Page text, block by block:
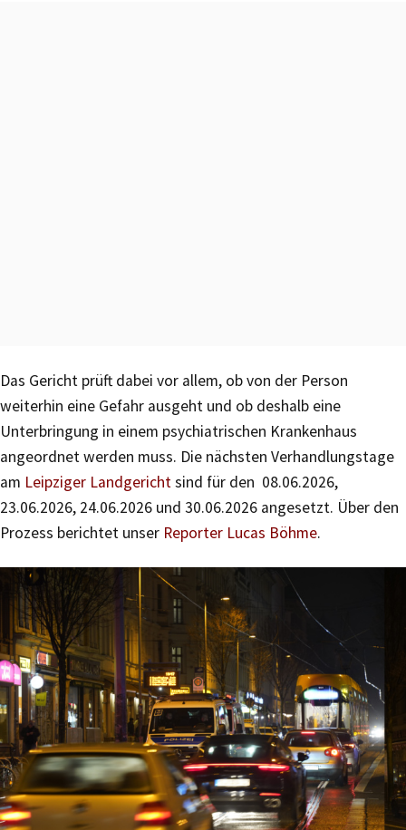
Das Gericht prüft dabei vor allem, ob von der Person
weiterhin eine Gefahr ausgeht und ob deshalb eine
Unterbringung in einem psychiatrischen Krankenhaus
angeordnet werden muss. Die nächsten Verhandlungstage
am Leipziger Landgerichtsind für den 08.06.2026,
23.06.2026, 24.06.2026 und 30.06.2026 angesetzt. Über den
Prozess berichtet unser Reporter Lucas Böhme.